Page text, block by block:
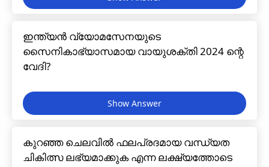
ഇന്ത്യൻ വ്യോമസേനയുടെ
സൈനികാഭ്യാസമായ വായുശക്തി 2024 ന്റെ
വേദി?
കുറഞ്ഞ ചെലവിൽ ഫലപ്രദമായ വന്ധ്യത
ചികിത്സ ലഭ്യമാക്കുക എന്ന ലക്ഷ്യത്തോടെ